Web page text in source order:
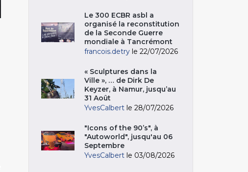
Le 300 ECBR asbl a
organisé la reconstitution
de la Seconde Guerre
mondiale à Tancrémont
francois.detry le 22/07/2026
« Sculptures dans la
Ville », … de Dirk De
Keyzer, à Namur, jusqu’au
31 Août
YvesCalbert le 28/07/2026
"Icons of the 90’s", à
"Autoworld", jusqu'au 06
Septembre
YvesCalbert le 03/08/2026